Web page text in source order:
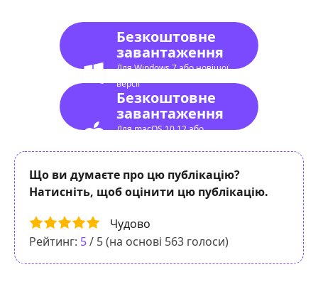
Безкоштовне
завантаження
Для Windows 7 або новішої
версії
Безкоштовне
завантаження
Для macOS 10.12 або
Що ви думаєте про цю публікацію?
Натисніть, щоб оцінити цю публікацію.
Чудово
Рейтинг: 5/ 5 (на основі 563 голоси)